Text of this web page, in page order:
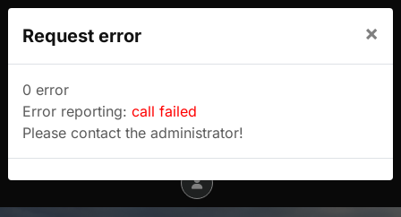
Sulyok Gábor túrablogja
Menu
Request error ×
0 error
Error reporting: call failed
Please contact the administrator!